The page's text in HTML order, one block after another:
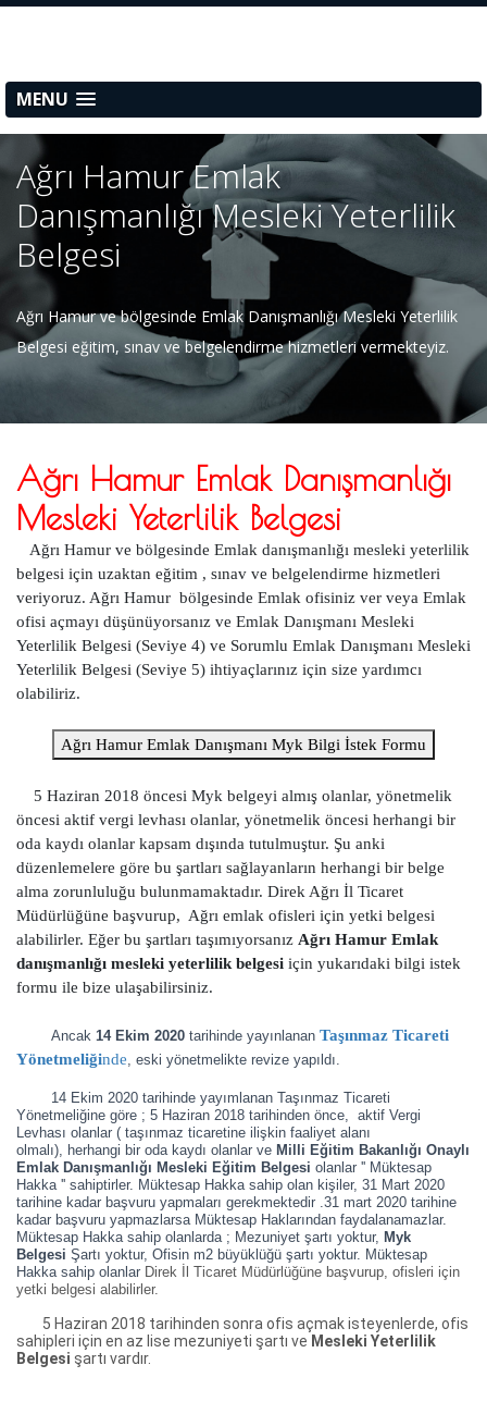
MENU
Ağrı Hamur Emlak
Danışmanlığı Mesleki Yeterlilik
Belgesi
Ağrı Hamur ve bölgesinde Emlak Danışmanlığı Mesleki Yeterlilik
Belgesi eğitim, sınav ve belgelendirme hizmetleri vermekteyiz.
Ağrı Hamur Emlak Danışmanlığı
Mesleki Yeterlilik Belgesi
Ağrı Hamur ve bölgesinde Emlak danışmanlığı mesleki yeterlilik
belgesi için uzaktan eğitim , sınav ve belgelendirme hizmetleri
veriyoruz. Ağrı Hamur bölgesinde Emlak ofisiniz ver veya Emlak
ofisi açmayı düşünüyorsanız ve Emlak Danışmanı Mesleki
Yeterlilik Belgesi (Seviye 4) ve Sorumlu Emlak Danışmanı Mesleki
Yeterlilik Belgesi (Seviye 5) ihtiyaçlarınız için size yardımcı
olabiliriz.
Ağrı Hamur Emlak Danışmanı Myk Bilgi İstek Formu
5 Haziran 2018 öncesi Myk belgeyi almış olanlar, yönetmelik
öncesi aktif vergi levhası olanlar, yönetmelik öncesi herhangi bir
oda kaydı olanlar kapsam dışında tutulmuştur. Şu anki
düzenlemelere göre bu şartları sağlayanların herhangi bir belge
alma zorunluluğu bulunmamaktadır. Direk Ağrı İl Ticaret
Müdürlüğüne başvurup, Ağrı emlak ofisleri için yetki belgesi
alabilirler. Eğer bu şartları taşımıyorsanız Ağrı Hamur Emlak
danışmanlığı mesleki yeterlilik belgesi için yukarıdaki bilgi istek
formu ile bize ulaşabilirsiniz.
Ancak 14 Ekim 2020 tarihinde yayınlanan Taşınmaz Ticareti
Yönetmeliğinde, eski yönetmelikte revize yapıldı.
14 Ekim 2020 tarihinde yayımlanan Taşınmaz Ticareti
Yönetmeliğine göre ; 5 Haziran 2018 tarihinden önce, aktif Vergi
Levhası olanlar ( taşınmaz ticaretine ilişkin faaliyet alanı
olmalı), herhangi bir oda kaydı olanlar ve Milli Eğitim Bakanlığı Onaylı
Emlak Danışmanlığı Mesleki Eğitim Belgesi olanlar '' Müktesap
Hakka '' sahiptirler. Müktesap Hakka sahip olan kişiler, 31 Mart 2020
tarihine kadar başvuru yapmaları gerekmektedir .31 mart 2020 tarihine
kadar başvuru yapmazlarsa Müktesap Haklarından faydalanamazlar.
Müktesap Hakka sahip olanlarda ; Mezuniyet şartı yoktur, Myk
Belgesi Şartı yoktur, Ofisin m2 büyüklüğü şartı yoktur. Müktesap
Hakka sahip olanlar Direk İl Ticaret Müdürlüğüne başvurup, ofisleri için
yetki belgesi alabilirler.
5 Haziran 2018 tarihinden sonra ofis açmak isteyenlerde, ofis
sahipleri için en az lise mezuniyeti şartı ve Mesleki Yeterlilik
Belgesi şartı vardır.